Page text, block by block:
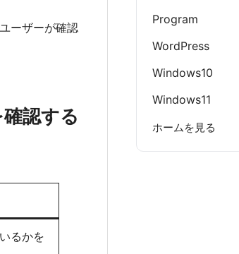
ーザーが確認
認する
るかを
Program
WordPress
Windows10
Windows11
ホームを見る